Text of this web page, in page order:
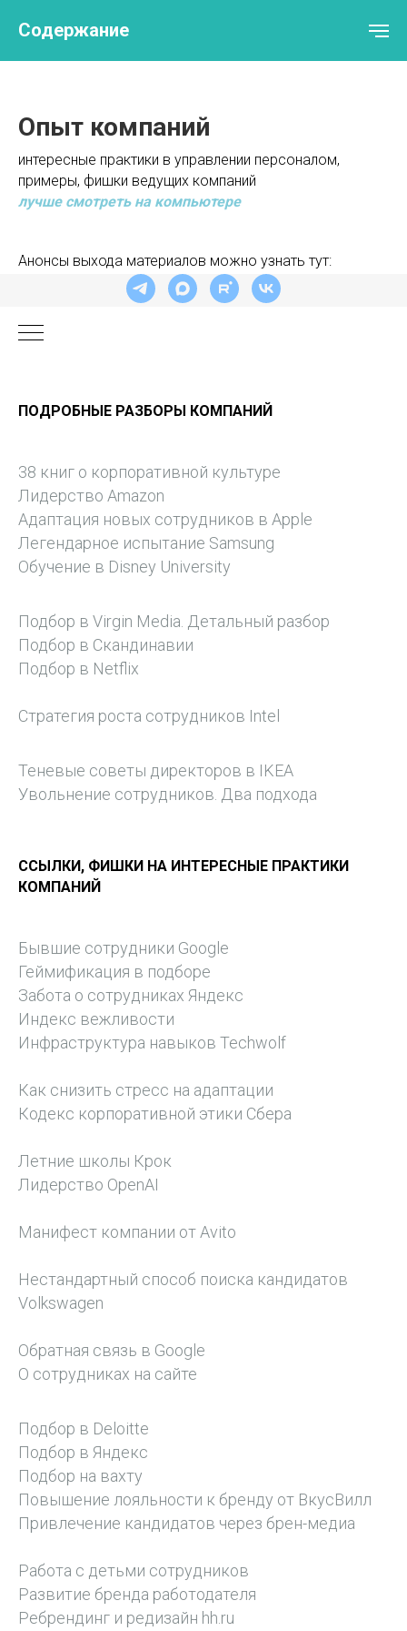
Содержание
Опыт компаний
интересные практики в управлении персоналом,
примеры, фишки ведущих компаний
лучше смотреть на компьютере
Анонсы выхода материалов можно узнать тут:
ПОДРОБНЫЕ РАЗБОРЫ КОМПАНИЙ
38 книг о корпоративной культуре
Лидерство Amazon
Адаптация новых сотрудников в Apple
Легендарное испытание Samsung
Обучение в Disney University
Подбор в Virgin Media. Детальный разбор
Подбор в Скандинавии
Подбор в Netflix
Стратегия роста сотрудников Intel
Теневые советы директоров в IKEA
Увольнение сотрудников. Два подхода
ССЫЛКИ, ФИШКИ НА ИНТЕРЕСНЫЕ ПРАКТИКИ
КОМПАНИЙ
Бывшие сотрудники Google
Геймификация в подборе
Забота о сотрудниках Яндекс
Индекс вежливости
Инфраструктура навыков Techwolf
Как снизить стресс на адаптации
Кодекс корпоративной этики Сбера
Летние школы Крок
Лидерство OpenAI
Манифест компании от Avito
Нестандартный способ поиска кандидатов
Volkswagen
Обратная связь в Google
О сотрудниках на сайте
Подбор в Deloitte
Подбор в Яндекс
Подбор на вахту
Повышение лояльности к бренду от ВкусВилл
Привлечение кандидатов через брен-медиа
Работа с детьми сотрудников
Развитие бренда работодателя
Ребрендинг и редизайн hh.ru